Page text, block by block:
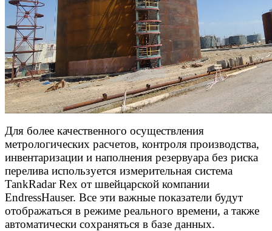
Для более качественного осуществления
метрологических расчетов, контроля производства,
инвентаризации и наполнения резервуара без риска
перелива используется измерительная система
TankRadar Rex от швейцарской компании
EndressHauser. Все эти важные показатели будут
отображаться в режиме реального времени, а также
автоматически сохраняться в базе данных.